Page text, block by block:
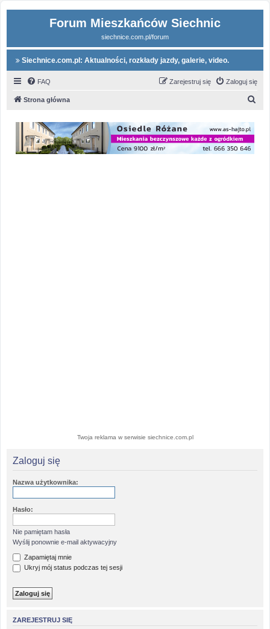
Forum Mieszkańców Siechnic
siechnice.com.pl/forum
Siechnice.com.pl: Aktualności, rozkłady jazdy, galerie, video.
FAQ Zaloguj się
Zarejestruj się
Strona główna
Twoja reklama w serwisie siechnice.com.pl
Zaloguj się
Nazwa użytkownika:
Hasło:
Nie pamiętam hasła
Wyślij ponownie e-mail aktywacyjny
Zapamiętaj mnie
Ukryj mój status podczas tej sesji
ZAREJESTRUJ SIĘ